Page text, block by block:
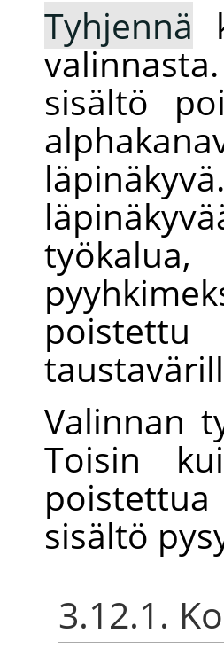
Tyhjennä
sisältö
Valinnan
Toisin
poistettua
sisältö
3.12.1.